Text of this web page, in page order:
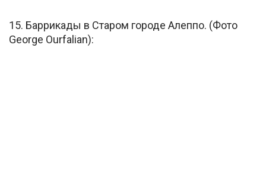
15. Баррикады в Старом городе Алеппо. (Фото
George Ourfalian):